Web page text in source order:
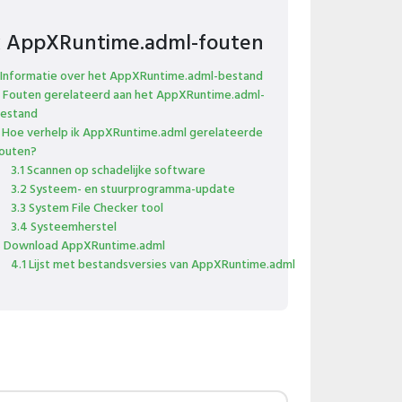
AppXRuntime.adml-fouten
over het AppXRuntime.adml-bestand
Fouten gerelateerd aan het AppXRuntime.adml-
verhelp ik AppXRuntime.adml gerelateerde
3.1 Scannen op schadelijke software
3.2 Systeem- en stuurprogramma-update
3.3 System File Checker tool
3.4 Systeemherstel
Download AppXRuntime.adml
4.1 Lijst met bestandsversies van AppXRuntime.adml